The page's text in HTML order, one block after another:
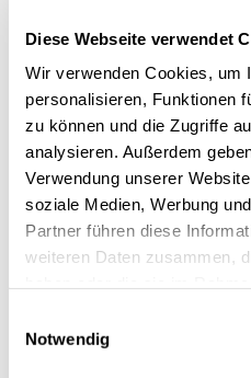
Diese Webseite verwendet
Wir verwenden Cookies, um
personalisieren, Funktionen
zu können und die Zugriffe
analysieren. Außerdem
Verwendung unserer
soziale Medien, Werbung
Partner führen diese
weiteren Daten zusammen,
Notwendig
fruchtigen Nuancen
Wärme von
machen ihn zu einem
anregenden Duft, der
Brise zu
einzigartiges
Tradition mit